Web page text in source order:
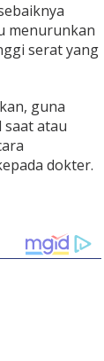
menurunkan
serat yang
guna
saat atau
dokter.